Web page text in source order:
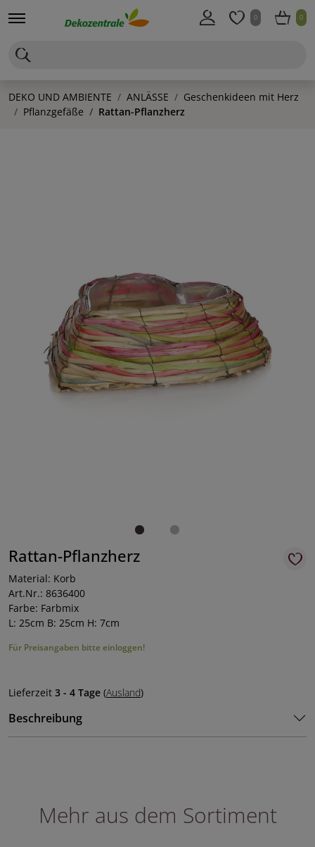
0 0
DEKO UND AMBIENTE ANLÄSSE
Geschenkideen mit Herz
Pflanzgefäße
Rattan-Pflanzherz
Rattan-Pflanzherz
Material: Korb
Art.Nr.: 8636400
Farbe: Farbmix
L: 25cm B: 25cm H: 7cm
Für Preisangaben bitte einloggen!
Lieferzeit 3 - 4 Tage (Ausland)
Beschreibung
Mehr aus dem Sortiment